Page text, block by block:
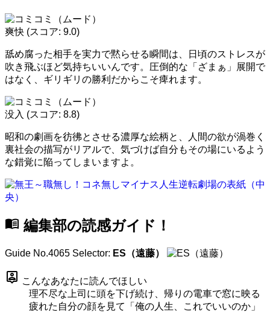
爽快 (スコア: 9.0)
舐め腐った相手を実力で黙らせる瞬間は、日頃のストレスが
吹き飛ぶほど気持ちいいんです。圧倒的な「ざまぁ」展開で
はなく、ギリギリの勝利だからこそ痺れます。
没入 (スコア: 8.8)
昭和の劇画を彷彿とさせる濃厚な絵柄と、人間の欲が渦巻く
裏社会の描写がリアルで、気づけば自分もその場にいるよう
な錯覚に陥ってしまいますよ。
menu_book 編集部の読感ガイド！
Guide No.4065 Selector: ES（遠藤）
person_pin こんなあなたに読んでほしい
理不尽な上司に頭を下げ続け、帰りの電車で窓に映る
疲れた自分の顔を見て「俺の人生、これでいいのか」